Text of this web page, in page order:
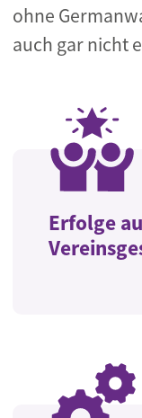
ohne
auch gar nicht
Erfolge